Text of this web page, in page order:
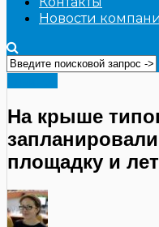
Новости
На крыше
площадку и